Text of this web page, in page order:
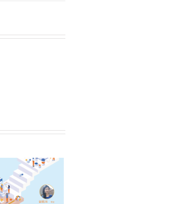
業與影響力管理
】(線上參加)